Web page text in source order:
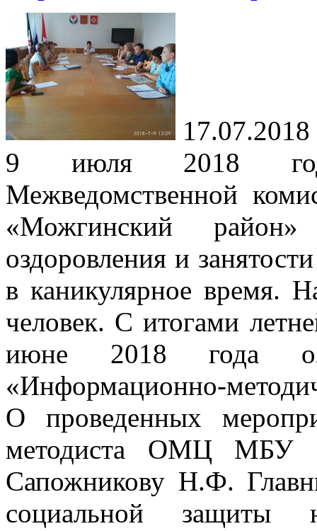
17.07.2018
9 июля 2018 года
Межведомственной
«Можгинский
оздоровления и
в каникулярное время.
человек. С итогами
июне 2018 года
«Информационно-
О проведенных
методиста ОМЦ МБУ
Сапожникову Н.Ф.
социальной защиты